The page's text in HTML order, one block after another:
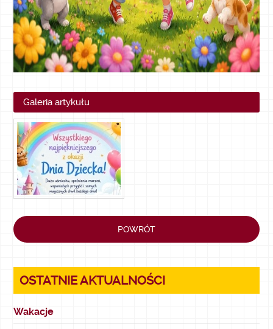
Galeria artykułu
POWRÓT
OSTATNIE AKTUALNOŚCI
Wakacje